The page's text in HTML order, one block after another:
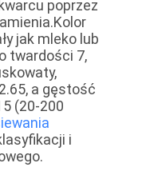
poprzez
jak mleko lub
twardości 7,
a gęstość
(20-200
i